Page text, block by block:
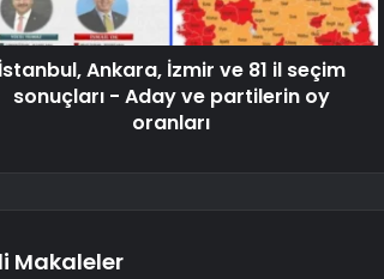
İstanbul, Ankara, İzmir ve 81 il seçim
sonuçları - Aday ve partilerin oy
oranları
Makaleler